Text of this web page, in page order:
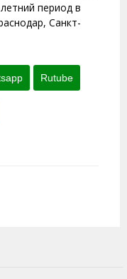
период в
Санкт-
Rutube